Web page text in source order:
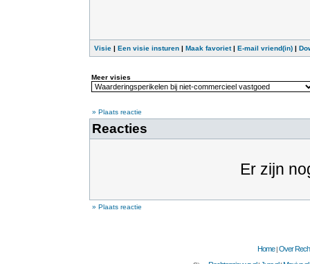
Visie | Een visie insturen | Maak favoriet| E-mail vriend(in) |
Meer visies
» Plaats reactie
Reacties
Er zijn
» Plaats reactie
Home|Over